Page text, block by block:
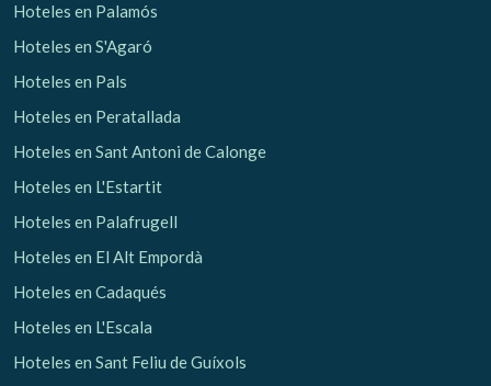
Hoteles en Palamós
Hoteles en S'Agaró
Hoteles en Pals
Hoteles en Peratallada
Hoteles en Sant Antoni de Calonge
Hoteles en L'Estartit
Hoteles en Palafrugell
Hoteles en El Alt Empordà
Hoteles en Cadaqués
Hoteles en L'Escala
Hoteles en Sant Feliu de Guíxols